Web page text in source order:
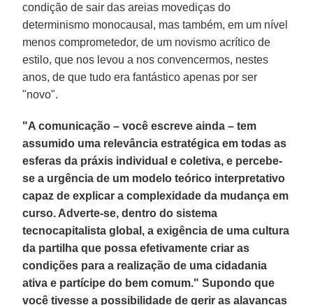
condição de sair das areias movediças do
determinismo monocausal, mas também, em um nível
menos comprometedor, de um novismo acrítico de
estilo, que nos levou a nos convencermos, nestes
anos, de que tudo era fantástico apenas por ser
"novo".
"A comunicação – você escreve ainda – tem
assumido uma relevância estratégica em todas as
esferas da práxis individual e coletiva, e percebe-
se a urgência de um modelo teórico interpretativo
capaz de explicar a complexidade da mudança em
curso. Adverte-se, dentro do sistema
tecnocapitalista global, a exigência de uma cultura
da partilha que possa efetivamente criar as
condições para a realização de uma cidadania
ativa e partícipe do bem comum." Supondo que
você tivesse a possibilidade de gerir as alavancas